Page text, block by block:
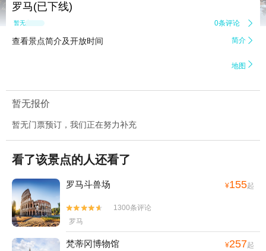
罗马(已下线)
暂无点评 0条评论 
查看景点简介及开放时间 简介 
地图 
暂无报价
暂无门票预订，我们正在努力补充
看了该景点的人还看了
罗马斗兽场 ¥155起


1300条评论
罗马
梵蒂冈博物馆 ¥257起